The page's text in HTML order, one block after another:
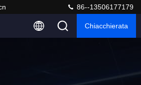
86--13506177179
Chiacchierata